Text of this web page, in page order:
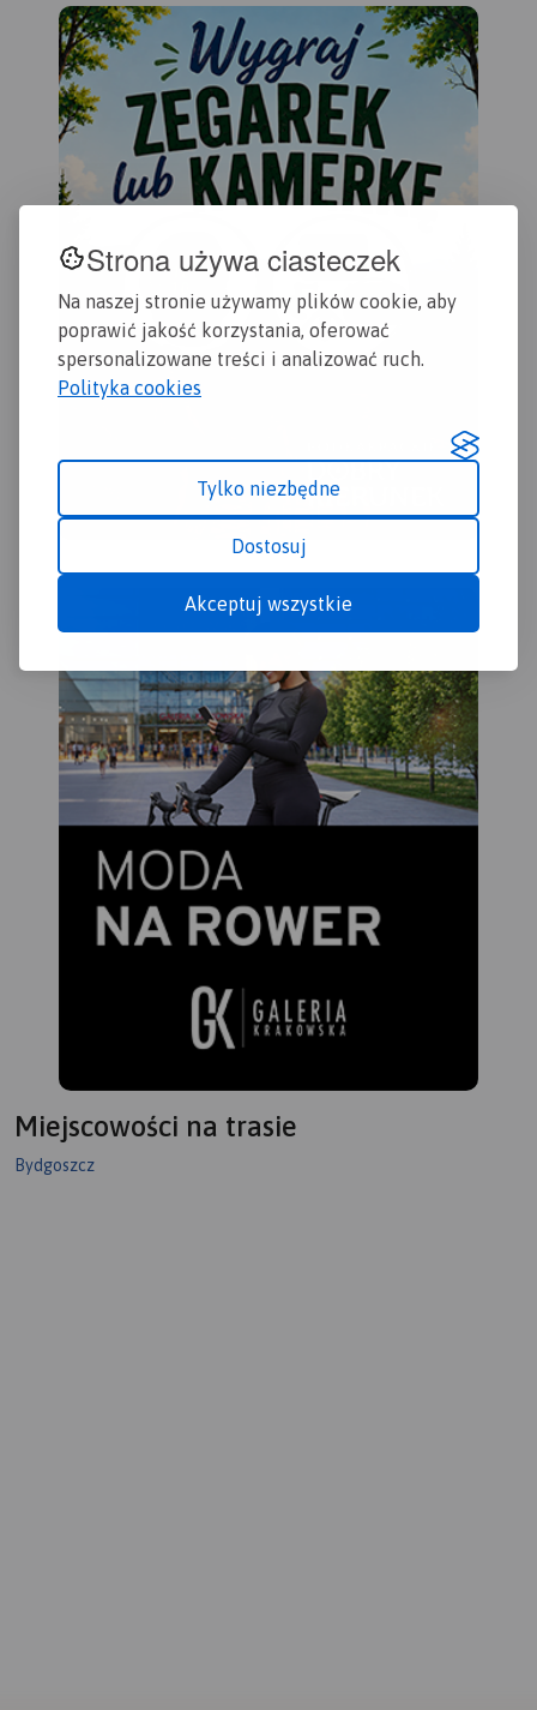
Strona używa ciasteczek
Na naszej stronie używamy plików cookie, aby
poprawić jakość korzystania, oferować
spersonalizowane treści i analizować ruch.
Polityka cookies
Tylko niezbędne
Dostosuj
Akceptuj wszystkie
kilometraż rzeki oraz obiekty
istotne dla kajakarza takie
jak miejsca niebezpieczne,
przeszkody na trasie spływu,
pola biwakowe.
Mapa jest zorientowana
zgodnie z kierunkiem
płynięcia.
Miejscowości na trasie
Bydgoszcz